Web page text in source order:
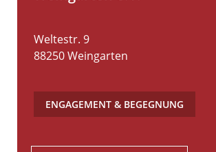
Weltestr. 9
88250Weingarten
ENGAGEMENT & BEGEGNUNG